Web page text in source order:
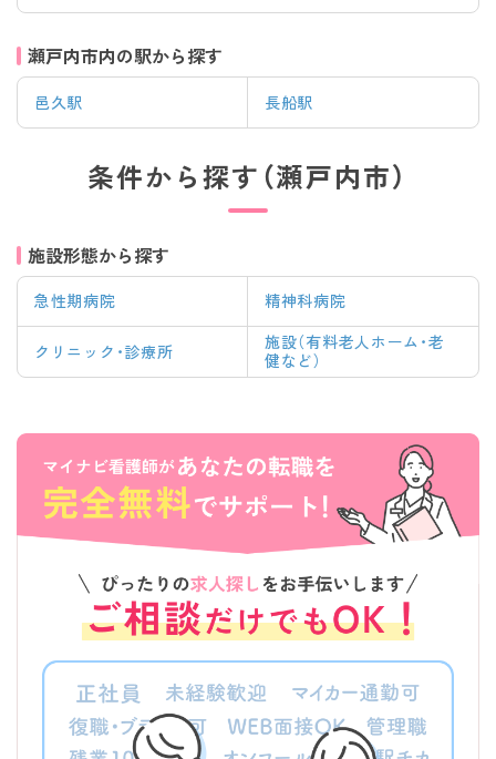
瀬戸内市内の駅から探す
邑久駅 長船駅
条件から探す（瀬戸内市）
施設形態から探す
急性期病院 精神科病院
クリニック・診療所
施設（有料老人ホーム・老
健など）